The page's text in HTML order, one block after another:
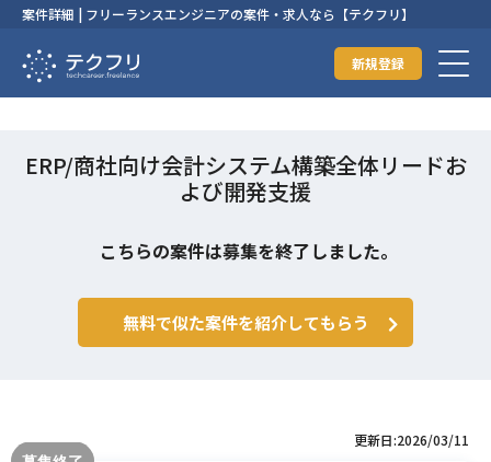
案件詳細 | フリーランスエンジニアの案件・求人なら【テクフリ】
新規登録
ERP/商社向け会計システム構築全体リードお
よび開発支援
こちらの案件は募集を終了しました。
無料で似た案件を紹介してもらう
更新日:2026/03/11